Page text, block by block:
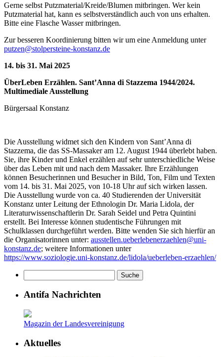
Gerne selbst Putzmaterial/Kreide/Blumen mitbringen. Wer kein
Putzmaterial hat, kann es selbstverständlich auch von uns erhalten.
Bitte eine Flasche Wasser mitbringen.
Zur besseren Koordinierung bitten wir um eine Anmeldung unter
putzen@stolpersteine-konstanz.de
14. bis 31. Mai 2025
ÜberLeben Erzählen. Sant’Anna di Stazzema 1944/2024.
Multimediale Ausstellung
Bürgersaal Konstanz
Die Ausstellung widmet sich den Kindern von Sant’Anna di
Stazzema, die das SS-Massaker am 12. August 1944 überlebt haben.
Sie, ihre Kinder und Enkel erzählen auf sehr unterschiedliche Weise
über das Leben mit und nach dem Massaker. Ihre Erzählungen
können Besucherinnen und Besucher in Bild, Ton, Film und Texten
vom 14. bis 31. Mai 2025, von 10-18 Uhr auf sich wirken lassen.
Die Ausstellung wurde von ca. 40 Studierenden der Universität
Konstanz unter Leitung der Ethnologin Dr. Maria Lidola, der
Literaturwissenschaftlerin Dr. Sarah Seidel und Petra Quintini
erstellt. Bei Interesse können studentische Führungen mit
Schulklassen durchgeführt werden. Bitte wenden Sie sich hierfür an
die Organisatorinnen unter: ausstellen.ueberlebenerzaehlen@uni-
konstanz.de; weitere Informationen unter
https://www.soziologie.uni-konstanz.de/lidola/ueberleben-erzaehlen/
Antifa Nachrichten
Magazin der Landesvereinigung
Aktuelles